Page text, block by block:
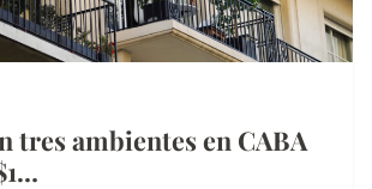
tres ambientes en CABA